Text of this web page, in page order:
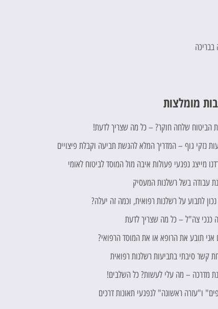
מומלצות
הביטוח שלחה חוקר? – כל מה שצריך לדעת!
נזקי גוף – המדריך המלא להגשת תביעה וקבלת פיצויים
מייצג נפגעי פעולות איבה מול המוסד לביטוח לאומי
עבודה בשל רשלנות המעסיק
לתבוע על רשלנות רפואית, וכמה זה יעלה?
כנכי צה"ל – כל מה שצריך לדעת
תובע את הרופא או את המוסד הרפואי?
קשר סיבתי בתביעות רשלנות רפואית
מדרכה – מה עלי לעשות? כל השלבים!
ו"עזרה ראשונה" לנפגעי תאונות דרכים